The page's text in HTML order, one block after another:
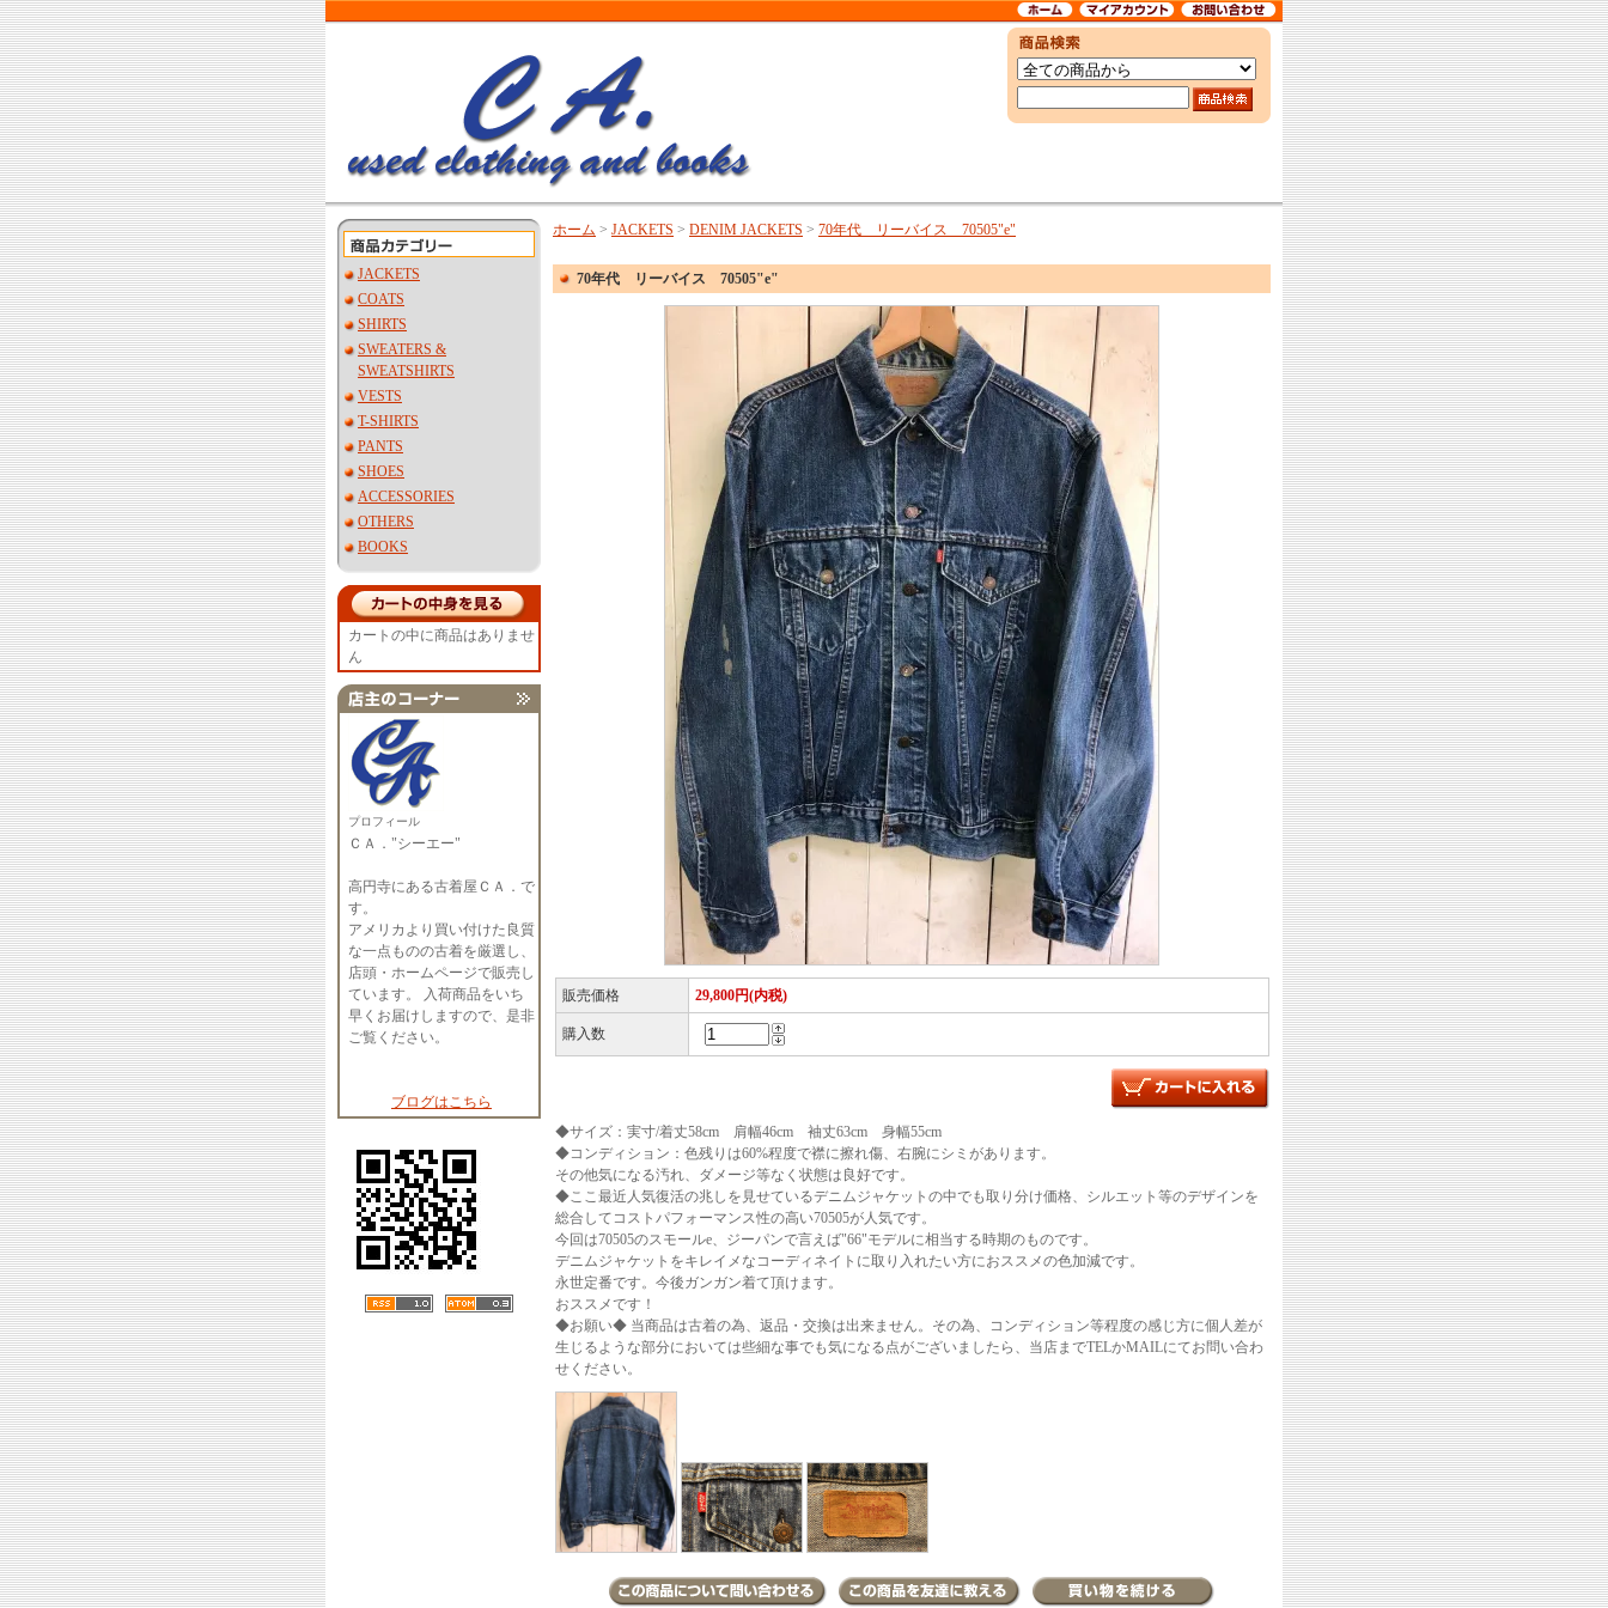
JACKETS
COATS
SHIRTS
SWEATERS &
SWEATSHIRTS
VESTS
T-SHIRTS
PANTS
SHOES
ACCESSORIES
OTHERS
BOOKS
カートの中に商品はありませ
ん
プロフィール
ＣＡ．"シーエー"
高円寺にある古着屋ＣＡ．で
す。
アメリカより買い付けた良質
な一点ものの古着を厳選し、
店頭・ホームページで販売し
ています。 入荷商品をいち
早くお届けしますので、是非
ご覧ください。
ブログはこちら
ホーム > JACKETS > DENIM JACKETS > 70年代 リーバイス 70505"e"
70年代 リーバイス 70505"e"
販売価格 29,800円(内税)
購入数
◆サイズ：実寸/着丈58cm 肩幅46cm 袖丈63cm 身幅55cm
◆コンディション：色残りは60%程度で襟に擦れ傷、右腕にシミがあります。
その他気になる汚れ、ダメージ等なく状態は良好です。
◆ここ最近人気復活の兆しを見せているデニムジャケットの中でも取り分け価格、シルエット等のデザインを
総合してコストパフォーマンス性の高い70505が人気です。
今回は70505のスモールe、ジーパンで言えば"66"モデルに相当する時期のものです。
デニムジャケットをキレイメなコーディネイトに取り入れたい方におススメの色加減です。
永世定番です。今後ガンガン着て頂けます。
おススメです！
◆お願い◆ 当商品は古着の為、返品・交換は出来ません。その為、コンディション等程度の感じ方に個人差が
生じるような部分においては些細な事でも気になる点がございましたら、当店までTELかMAILにてお問い合わ
せください。